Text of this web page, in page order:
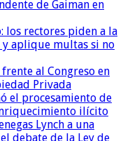
de Gaiman en
los rectores piden a la
y aplique multas si no
al Congreso en
Privada
el procesamiento de
ilícito
Lynch a una
debate de la Ley de